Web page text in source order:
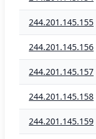
244.201.145.155
244.201.145.156
244.201.145.157
244.201.145.158
244.201.145.159